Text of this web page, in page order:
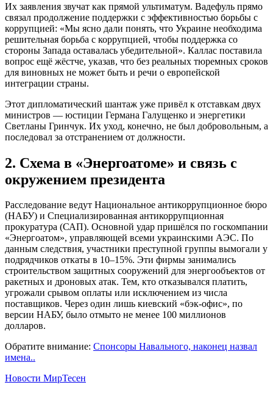
Их заявления звучат как прямой ультиматум. Вадефуль прямо
связал продолжение поддержки с эффективностью борьбы с
коррупцией: «Мы ясно дали понять, что Украине необходима
решительная борьба с коррупцией, чтобы поддержка со
стороны Запада оставалась убедительной». Каллас поставила
вопрос ещё жёстче, указав, что без реальных тюремных сроков
для виновных не может быть и речи о европейской
интеграции страны.
Этот дипломатический шантаж уже привёл к отставкам двух
министров — юстиции Германа Галущенко и энергетики
Светланы Гринчук. Их уход, конечно, не был добровольным, а
последовал за отстранением от должности.
2. Схема в «Энергоатоме» и связь с
окружением президента
Расследование ведут Национальное антикоррупционное бюро
(НАБУ) и Специализированная антикоррупционная
прокуратура (САП). Основной удар пришёлся по госкомпании
«Энергоатом», управляющей всеми украинскими АЭС. По
данным следствия, участники преступной группы вымогали у
подрядчиков откаты в 10–15%. Эти фирмы занимались
строительством защитных сооружений для энергообъектов от
ракетных и дроновых атак. Тем, кто отказывался платить,
угрожали срывом оплаты или исключением из числа
поставщиков. Через один лишь киевский «бэк-офис», по
версии НАБУ, было отмыто не менее 100 миллионов
долларов.
Обратите внимание: Спонсоры Навального, наконец назвал
имена..
Новости МирТесен